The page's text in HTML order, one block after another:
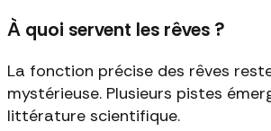
À quoi servent les rêves ?
La fonction précise des rêves
mystérieuse. Plusieurs pistes
littérature scientifique.